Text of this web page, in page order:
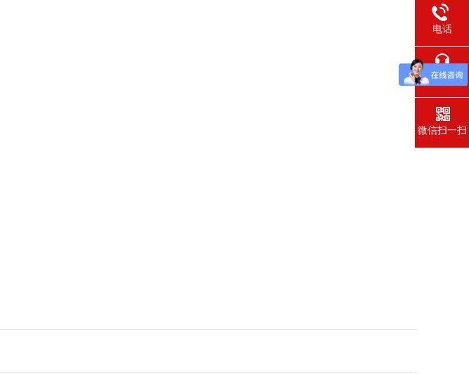
电话
在线交流
微信扫一扫